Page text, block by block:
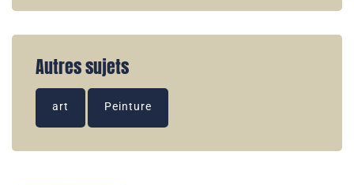
Autres sujets
art Peinture